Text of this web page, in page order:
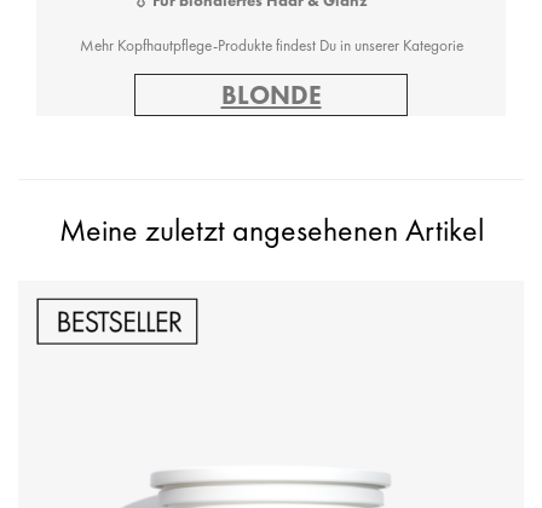
Mehr Kopfhautpflege-Produkte findest Du in unserer Kategorie
BLONDE
Meine zuletzt angesehenen Artikel